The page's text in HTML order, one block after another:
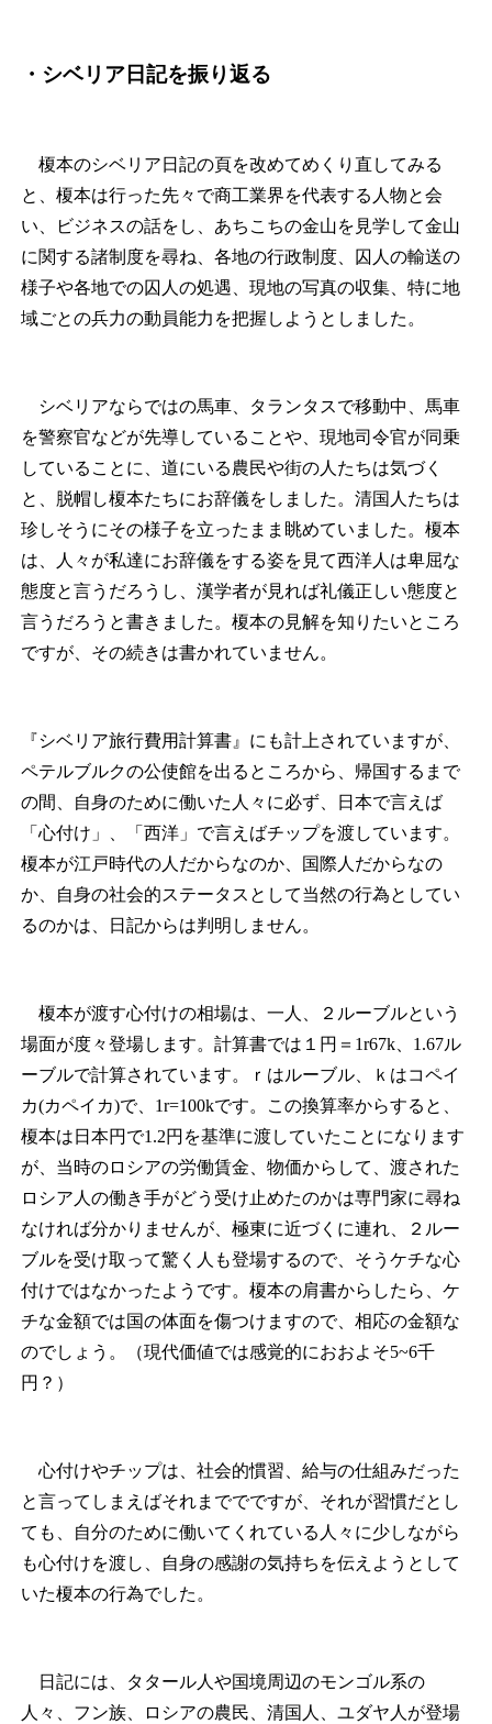
・シベリア日記を振り返る
榎本のシベリア日記の頁を改めてめくり直してみる
と、榎本は行った先々で商工業界を代表する人物と会
い、ビジネスの話をし、あちこちの金山を見学して金山
に関する諸制度を尋ね、各地の行政制度、囚人の輸送の
様子や各地での囚人の処遇、現地の写真の収集、特に地
域ごとの兵力の動員能力を把握しようとしました。
シベリアならではの馬車、タランタスで移動中、馬車
を警察官などが先導していることや、現地司令官が同乗
していることに、道にいる農民や街の人たちは気づく
と、脱帽し榎本たちにお辞儀をしました。清国人たちは
珍しそうにその様子を立ったまま眺めていました。榎本
は、人々が私達にお辞儀をする姿を見て西洋人は卑屈な
態度と言うだろうし、漢学者が見れば礼儀正しい態度と
言うだろうと書きました。榎本の見解を知りたいところ
ですが、その続きは書かれていません。
『シベリア旅行費用計算書』にも計上されていますが、
ペテルブルクの公使館を出るところから、帰国するまで
の間、自身のために働いた人々に必ず、日本で言えば
「心付け」、「西洋」で言えばチップを渡しています。
榎本が江戸時代の人だからなのか、国際人だからなの
か、自身の社会的ステータスとして当然の行為としてい
るのかは、日記からは判明しません。
榎本が渡す心付けの相場は、一人、２ルーブルという
場面が度々登場します。計算書では１円＝1r67k、1.67ル
ーブルで計算されています。ｒはルーブル、ｋはコペイ
カ(カペイカ)で、1r=100kです。この換算率からすると、
榎本は日本円で1.2円を基準に渡していたことになります
が、当時のロシアの労働賃金、物価からして、渡された
ロシア人の働き手がどう受け止めたのかは専門家に尋ね
なければ分かりませんが、極東に近づくに連れ、２ルー
ブルを受け取って驚く人も登場するので、そうケチな心
付けではなかったようです。榎本の肩書からしたら、ケ
チな金額では国の体面を傷つけますので、相応の金額な
のでしょう。
（現代価値では感覚的におおよそ5~6千
円？）
心付けやチップは、社会的慣習、給与の仕組みだった
と言ってしまえばそれまででですが、それが習慣だとし
ても、自分のために働いてくれている人々に少しながら
も心付けを渡し、自身の感謝の気持ちを伝えようとして
いた榎本の行為でした。
日記には、タタール人や国境周辺のモンゴル系の
人々、フン族、ロシアの農民、清国人、ユダヤ人が登場